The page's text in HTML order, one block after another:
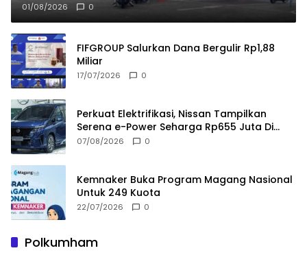
01/08/2026 0
FIFGROUP Salurkan Dana Bergulir Rp1,88
Miliar
17/07/2026 0
Perkuat Elektrifikasi, Nissan Tampilkan
Serena e-Power Seharga Rp655 Juta Di
GIIAS 2026
07/08/2026 0
Kemnaker Buka Program Magang Nasional
Untuk 249 Kuota
22/07/2026 0
Polkumham